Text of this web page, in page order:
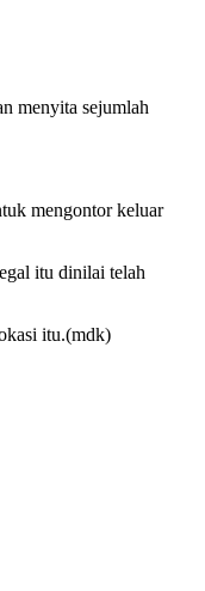
menyita sejumlah
mengontor keluar
itu dinilai telah
itu.(mdk)